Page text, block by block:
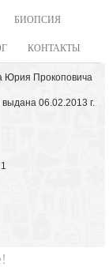
БИОПСИЯ
КОНТАКТЫ
Юрия Прокоповича
06.02.2013 г.